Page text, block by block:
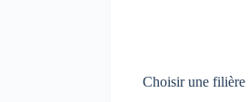
Choisir une filière